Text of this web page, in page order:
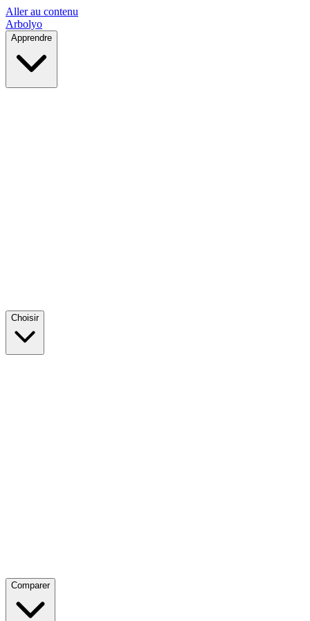
Aller au contenu
Arbolyo
Apprendre
Choisir
Comparer